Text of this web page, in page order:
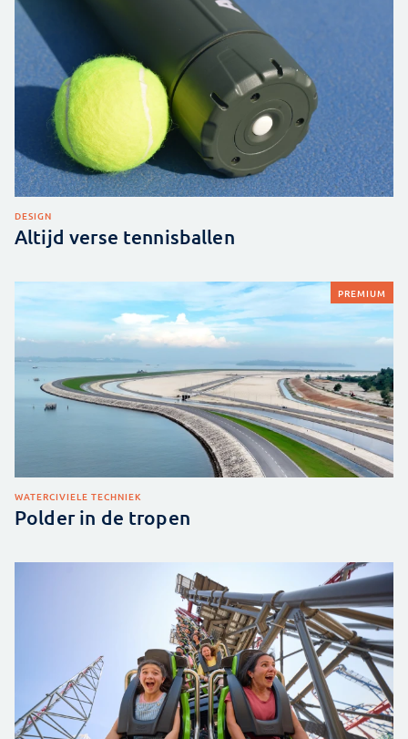
DESIGN
Altijd verse tennisballen
PREMIUM
WATERCIVIELE TECHNIEK
Polder in de tropen